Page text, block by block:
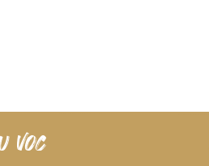
VOC